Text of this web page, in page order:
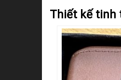
Thiết kế tinh